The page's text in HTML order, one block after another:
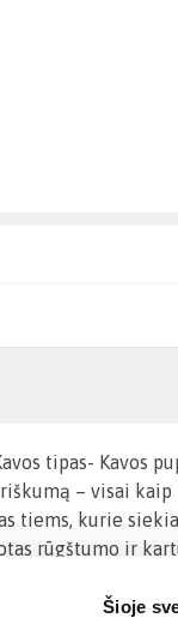
Šioje
tipas- Kavos
– visai kaip
tiems, kurie
rūgštumo ir